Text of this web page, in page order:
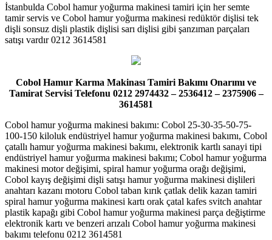
İstanbulda Cobol hamur yoğurma makinesi tamiri için her semte
tamir servis ve Cobol hamur yoğurma makinesi redüktör dişlisi tek
dişli sonsuz dişli plastik dişlisi sarı dişlisi gibi şanzıman parçaları
satışı vardır 0212 3614581
Cobol Hamur Karma Makinası Tamiri Bakımı Onarımı ve
Tamirat Servisi Telefonu 0212 2974432 – 2536412 – 2375906 –
3614581
Cobol hamur yoğurma makinesi bakımı: Cobol 25-30-35-50-75-
100-150 kiloluk endüstriyel hamur yoğurma makinesi bakımı, Cobol
çatallı hamur yoğurma makinesi bakımı, elektronik kartlı sanayi tipi
endüstriyel hamur yoğurma makinesi bakımı; Cobol hamur yoğurma
makinesi motor değişimi, spiral hamur yoğurma orağı değişimi,
Cobol kayış değişimi dişli satışı hamur yoğurma makinesi dişlileri
anahtarı kazanı motoru Cobol taban kırık çatlak delik kazan tamiri
spiral hamur yoğurma makinesi kartı orak çatal kafes svitch anahtar
plastik kapağı gibi Cobol hamur yoğurma makinesi parça değiştirme
elektronik kartı ve benzeri arızalı Cobol hamur yoğurma makinesi
bakımı telefonu 0212 3614581